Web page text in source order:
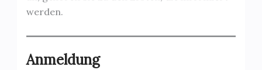
werden.
Anmeldung